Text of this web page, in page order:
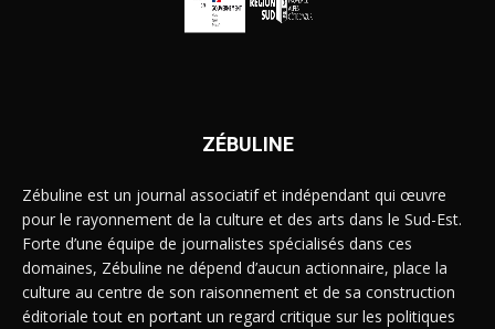
ZÉBULINE
Zébuline est un journal associatif et indépendant qui œuvre
pour le rayonnement de la culture et des arts dans le Sud-Est.
Forte d’une équipe de journalistes spécialisés dans ces
domaines, Zébuline ne dépend d’aucun actionnaire, place la
culture au centre de son raisonnement et de sa construction
éditoriale tout en portant un regard critique sur les politiques